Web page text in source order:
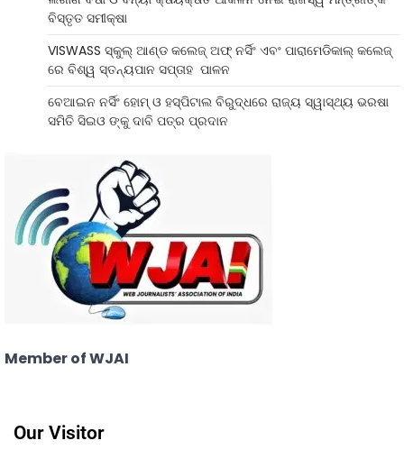
ବିସ୍ତୃତ ସମୀକ୍ଷା
VISWASS ସ୍କୁଲ୍ ଆଣ୍ଡ କଲେଜ୍ ଅଫ୍ ନର୍ସିଂ ଏବଂ ପାରାମେଡିକାଲ୍ କଲେଜ୍
ରେ ବିଶ୍ୱ ସ୍ତନ୍ୟପାନ ସପ୍ତାହ ପାଳନ
ବେଆଇନ ନର୍ସିଂ ହୋମ୍ ଓ ହସ୍ପିଟାଲ ବିରୁଦ୍ଧରେ ରାଜ୍ୟ ସ୍ୱାସ୍ଥ୍ୟ ଭରଷା
ସମିତି ସିଇଓ ଙ୍କୁ ଦାବି ପତ୍ର ପ୍ରଦାନ
Member of WJAI
Our Visitor